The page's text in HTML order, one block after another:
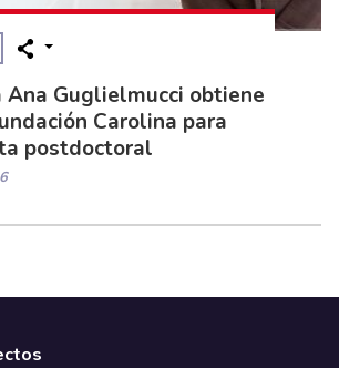
Ana Guglielmucci obtiene
Carolina para
postdoctoral